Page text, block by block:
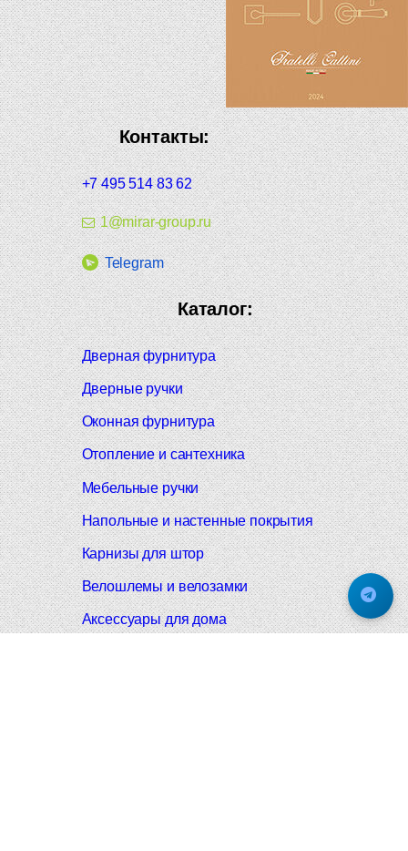
Контакты:
+7 495 514 83 62
1@mirar-group.ru
Telegram
Каталог:
Дверная фурнитура
Дверные ручки
Оконная фурнитура
Отопление и сантехника
Мебельные ручки
Напольные и настенные покрытия
Карнизы для штор
Велошлемы и велозамки
Аксессуары для дома